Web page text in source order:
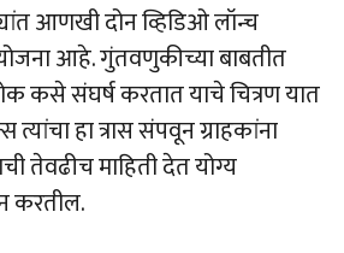
आणखी दोन व्हिडिओ लॉन्च
आहे. गुंतवणुकीच्या बाबतीत
कसे संघर्ष करतात याचे चित्रण यात
हा त्रास संपवून ग्राहकांना
तेवढीच माहिती देत योग्य
करतील.